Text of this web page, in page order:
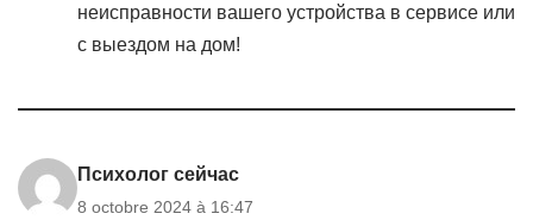
неисправности вашего устройства в сервисе или
с выездом на дом!
Психолог сейчас
8 octobre 2024 à 16:47